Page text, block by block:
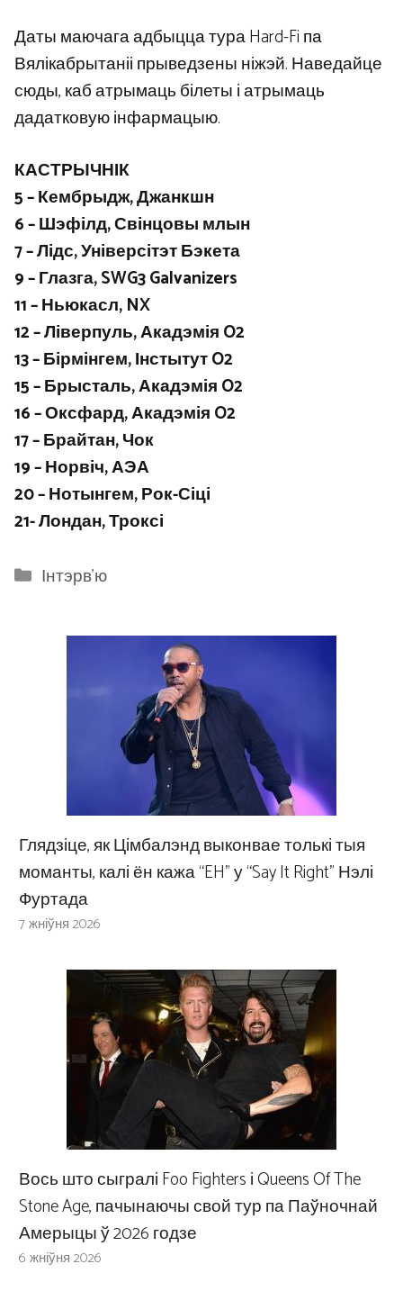
Даты маючага адбыцца тура Hard-Fi па
Вялікабрытаніі прыведзены ніжэй. Наведайце
сюды, каб атрымаць білеты і атрымаць
дадатковую інфармацыю.
КАСТРЫЧНІК
5 – Кембрыдж, Джанкшн
6 – Шэфілд, Свінцовы млын
7 – Лідс, Універсітэт Бэкета
9 – Глазга, SWG3 Galvanizers
11 – Ньюкасл, NX
12 – Ліверпуль, Акадэмія O2
13 – Бірмінгем, Інстытут O2
15 – Брысталь, Акадэмія O2
16 – Оксфард, Акадэмія O2
17 – Брайтан, Чок
19 – Норвіч, АЭА
20 – Нотынгем, Рок-Сіці
21- Лондан, Троксі
Categories
Інтэрв'ю
Глядзіце, як Цімбалэнд выконвае толькі тыя
моманты, калі ён кажа “EH” у “Say It Right” Нэлі
Фуртада
7 жніўня 2026
Вось што сыгралі Foo Fighters і Queens Of The
Stone Age, пачынаючы свой тур па Паўночнай
Амерыцы ў 2026 годзе
6 жніўня 2026